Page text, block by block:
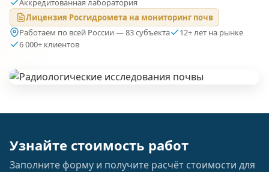
Аккредитованная лаборатория
Лицензия Росгидромета на мониторинг почв
Работаем по всей России — 83 субъекта
12+ лет на рынке
6 000+ клиентов
Узнайте стоимость работ
Заполните форму и получите расчёт стоимости для